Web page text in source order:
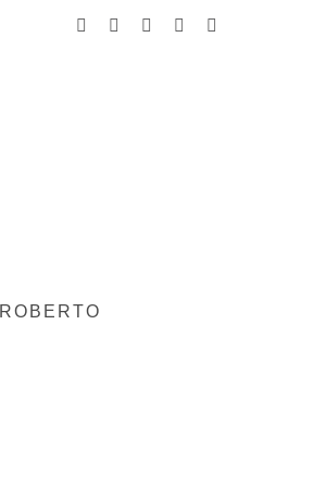
FacebookInstagramYouTube
Flickr
ROBERTO